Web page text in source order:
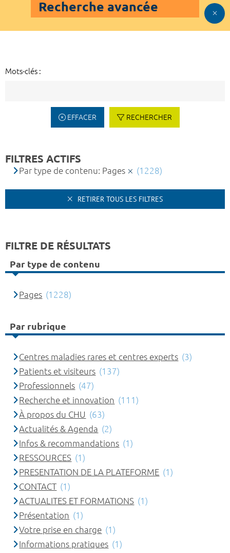
Recherche avancée
Mots-clés :
EFFACER RECHERCHER
FILTRES ACTIFS
Par type de contenu: Pages (1228)
RETIRER TOUS LES FILTRES
FILTRE DE RÉSULTATS
Par type de contenu
Pages (1228)
Par rubrique
Centres maladies rares et centres experts (3)
Patients et visiteurs (137)
Professionnels (47)
Recherche et innovation (111)
À propos du CHU (63)
Actualités & Agenda (2)
Infos & recommandations (1)
RESSOURCES (1)
PRESENTATION DE LA PLATEFORME (1)
CONTACT (1)
ACTUALITES ET FORMATIONS (1)
Présentation (1)
Votre prise en charge (1)
Informations pratiques (1)